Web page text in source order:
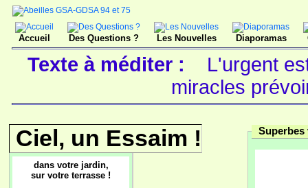
Accueil Des Questions ? Les Nouvelles Diaporamas
Texte à méditer :
L'urgent
miracles
Ciel, un Essaim !
dans votre jardin,
sur votre terrasse !